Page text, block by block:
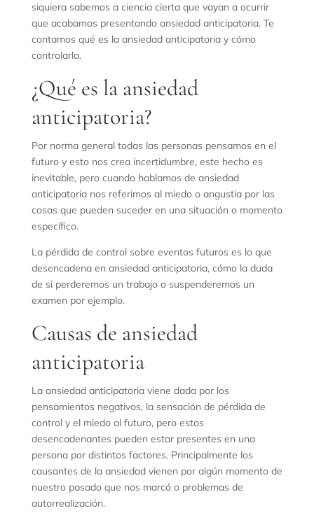
siquiera sabemos a ciencia cierta que vayan a ocurrir
que acabamos presentando ansiedad anticipatoria. Te
contamos qué es la ansiedad anticipatoria y cómo
controlarla.
¿Qué es la ansiedad
anticipatoria?
Por norma general todas las personas pensamos en el
futuro y esto nos crea incertidumbre, este hecho es
inevitable, pero cuando hablamos de ansiedad
anticipatoria nos referimos al miedo o angustia por las
cosas que pueden suceder en una situación o momento
específico.
La pérdida de control sobre eventos futuros es lo que
desencadena en ansiedad anticipatoria, cómo la duda
de si perderemos un trabajo o suspenderemos un
examen por ejemplo.
Causas de ansiedad
anticipatoria
La ansiedad anticipatoria viene dada por los
pensamientos negativos, la sensación de pérdida de
control y el miedo al futuro, pero estos
desencadenantes pueden estar presentes en una
persona por distintos factores. Principalmente los
causantes de la ansiedad vienen por algún momento de
nuestro pasado que nos marcó o problemas de
autorrealización.